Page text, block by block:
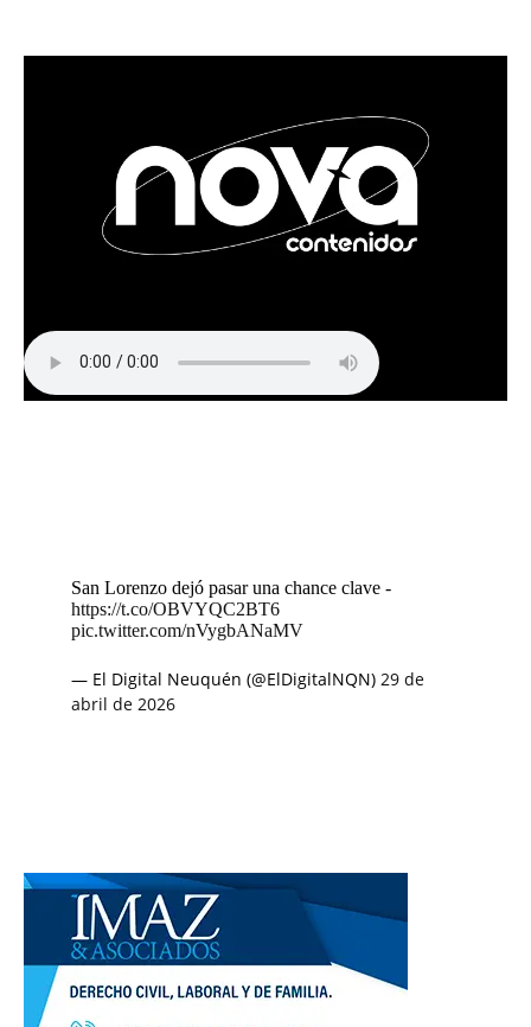
San Lorenzo dejó pasar una chance clave -
https://t.co/OBVYQC2BT6
pic.twitter.com/nVygbANaMV
— El Digital Neuquén (@ElDigitalNQN) 29 de
abril de 2026